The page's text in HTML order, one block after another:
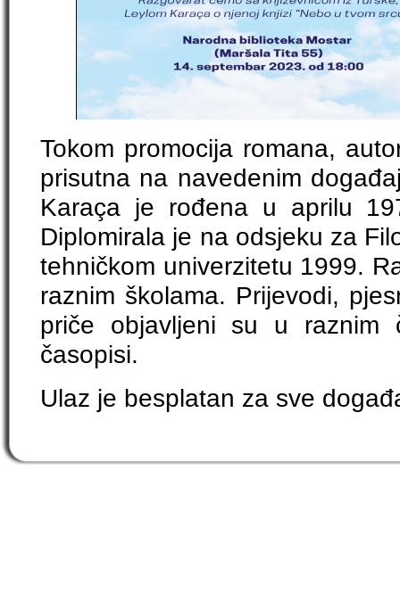
Tokom promocija romana,
prisutna na navedenim
Karaça je rođena u aprilu
Diplomirala je na odsjeku za
tehničkom univerzitetu 1999.
raznim školama. Prijevodi,
priče objavljeni su u raznim
časopisi.
Ulaz je besplatan za sve